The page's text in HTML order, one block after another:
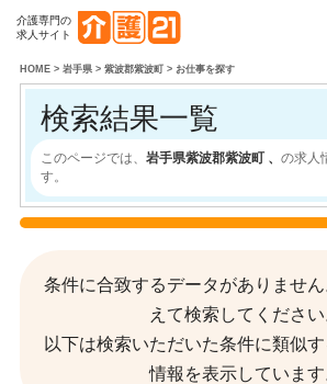
介護専門の
求人サイト
HOME> 岩手県> 紫波郡紫波町> お仕事を探す
検索結果一覧
このページでは、 岩手県紫波郡紫波町 、 の求人
す。
条件に合致するデータがありませ
えて検索してください
以下は検索いただいた条件に類似
情報を表示しています